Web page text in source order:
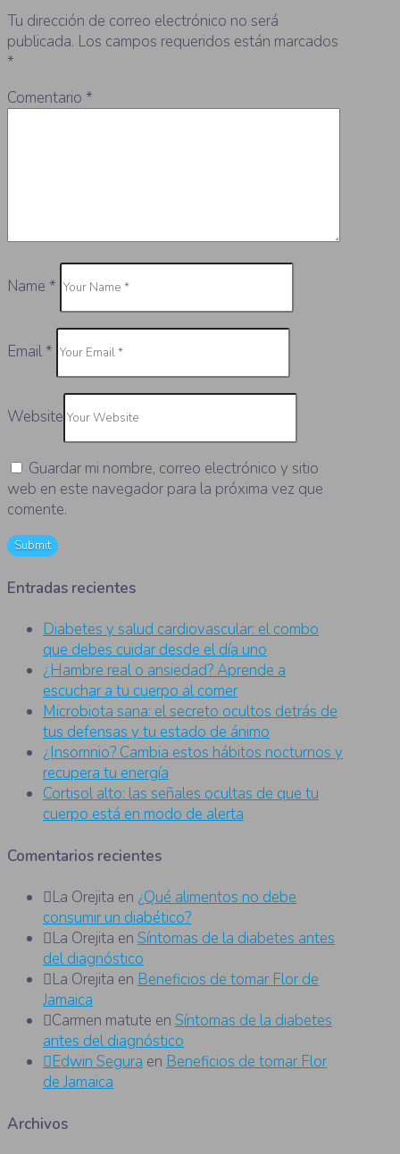
Tu dirección de correo electrónico no será
publicada. Los campos requeridos están marcados
*
Comentario *
Name *
Email*
Website
Guardar mi nombre, correo electrónico y sitio
web en este navegador para la próxima vez que
comente.
Entradas recientes
Diabetes y salud cardiovascular: el combo
que debes cuidar desde el día uno
¿Hambre real o ansiedad? Aprende a
escuchar a tu cuerpo al comer
Microbiota sana: el secreto ocultos detrás de
tus defensas y tu estado de ánimo
¿Insomnio? Cambia estos hábitos nocturnos y
recupera tu energía
Cortisol alto: las señales ocultas de que tu
cuerpo está en modo de alerta
Comentarios recientes
La Orejita en ¿Qué alimentos no debe
consumir un diabético?
La Orejita en Síntomas de la diabetes antes
del diagnóstico
La Orejita en Beneficios de tomar Flor de
Jamaica
Carmen matute en Síntomas de la diabetes
antes del diagnóstico
Edwin Segura en Beneficios de tomar Flor
de Jamaica
Archivos